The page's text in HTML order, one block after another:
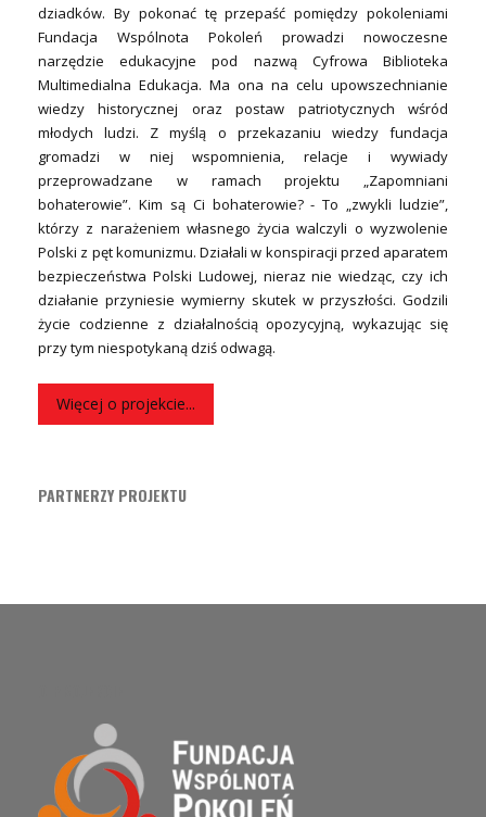
dziadków. By pokonać tę przepaść pomiędzy pokoleniami
Fundacja Wspólnota Pokoleń prowadzi nowoczesne
narzędzie edukacyjne pod nazwą Cyfrowa Biblioteka
Multimedialna Edukacja. Ma ona na celu upowszechnianie
wiedzy historycznej oraz postaw patriotycznych wśród
młodych ludzi. Z myślą o przekazaniu wiedzy fundacja
gromadzi w niej wspomnienia, relacje i wywiady
przeprowadzane w ramach projektu „Zapomniani
bohaterowie”. Kim są Ci bohaterowie? - To „zwykli ludzie”,
którzy z narażeniem własnego życia walczyli o wyzwolenie
Polski z pęt komunizmu. Działali w konspiracji przed aparatem
bezpieczeństwa Polski Ludowej, nieraz nie wiedząc, czy ich
działanie przyniesie wymierny skutek w przyszłości. Godzili
życie codzienne z działalnością opozycyjną, wykazując się
przy tym niespotykaną dziś odwagą.
Więcej o projekcie...
PARTNERZY PROJEKTU